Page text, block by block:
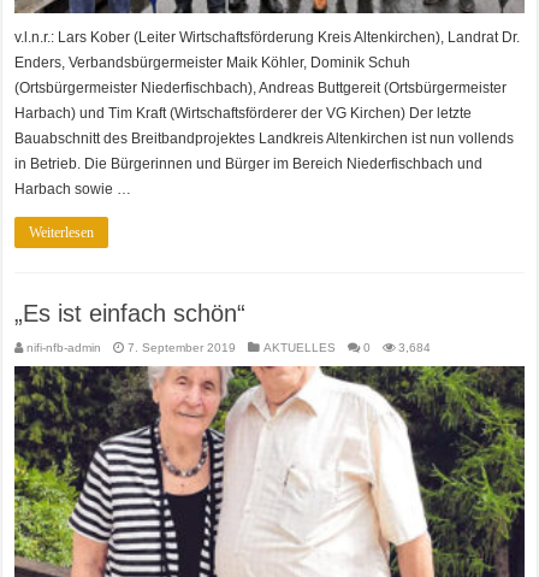
v.l.n.r.: Lars Kober (Leiter Wirtschaftsförderung Kreis Altenkirchen), Landrat Dr.
Enders, Verbandsbürgermeister Maik Köhler, Dominik Schuh
(Ortsbürgermeister Niederfischbach), Andreas Buttgereit (Ortsbürgermeister
Harbach) und Tim Kraft (Wirtschaftsförderer der VG Kirchen) Der letzte
Bauabschnitt des Breitbandprojektes Landkreis Altenkirchen ist nun vollends
in Betrieb. Die Bürgerinnen und Bürger im Bereich Niederfischbach und
Harbach sowie …
Weiterlesen
„Es ist einfach schön“
nifi-nfb-admin 7. September 2019 AKTUELLES 0 3,684